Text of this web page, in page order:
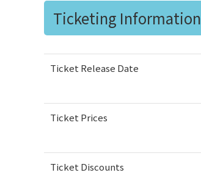
Ticketing Information
Ticket Release Date
Ticket Prices
Ticket Discounts